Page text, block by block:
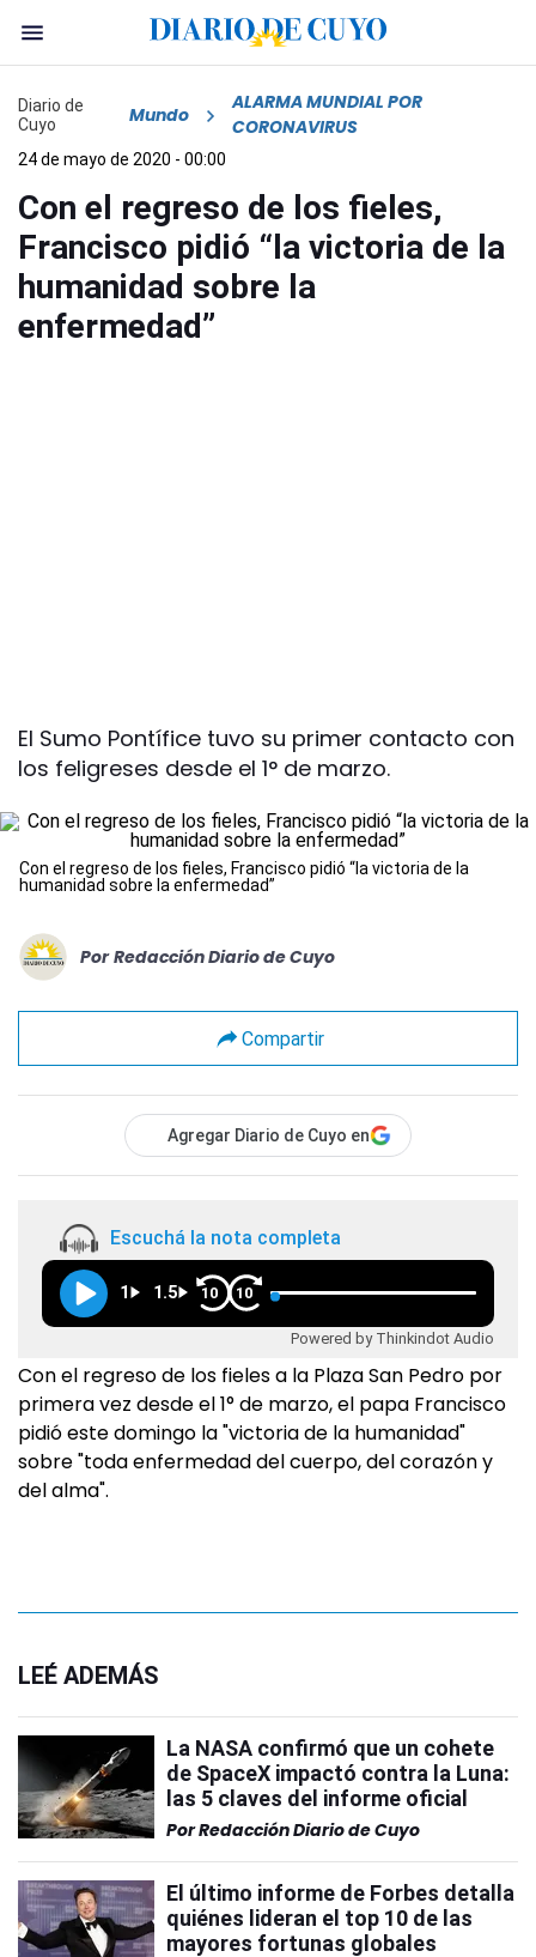
Diario de
Cuyo
Mundo
ALARMA MUNDIAL POR
CORONAVIRUS
24 de mayo de 2020 - 00:00
Con el regreso de los fieles,
Francisco pidió “la victoria de la
humanidad sobre la
enfermedad”
El Sumo Pontífice tuvo su primer contacto con
los feligreses desde el 1° de marzo.
Con el regreso de los fieles, Francisco pidió “la victoria de la
humanidad sobre la enfermedad”
Por Redacción Diario de Cuyo
Compartir
Agregar Diario de Cuyo en
Escuchá la nota completa
1 1.5 10 10
Powered by Thinkindot Audio
Con el regreso de los fieles a la Plaza San Pedro por
primera vez desde el 1° de marzo, el papa Francisco
pidió este domingo la "victoria de la humanidad"
sobre "toda enfermedad del cuerpo, del corazón y
del alma".
LEÉ ADEMÁS
La NASA confirmó que un cohete
de SpaceX impactó contra la Luna:
las 5 claves del informe oficial
PorRedacción Diario de Cuyo
El último informe de Forbes detalla
quiénes lideran el top 10 de las
mayores fortunas globales